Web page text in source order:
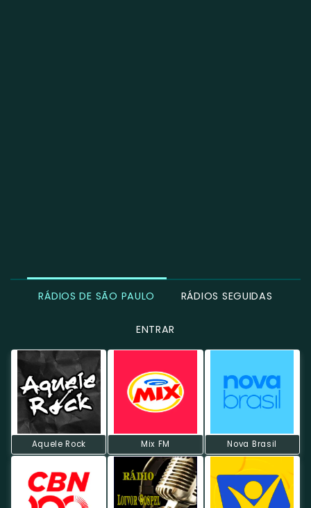
RÁDIOS DE SÃO PAULO RÁDIOS SEGUIDAS
ENTRAR
Aquele Rock Mix FM Nova Brasil